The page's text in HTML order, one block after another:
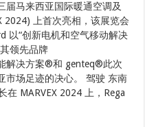
届马来西亚国际暖通空调及
2024) 上首次亮相，该展览会
以“创新电机和空气移动解决
领先品牌
解决方案®和 genteq®此次
市场足迹的决心。 驾驶 东南
在 MARVEX 2024 上，Rega